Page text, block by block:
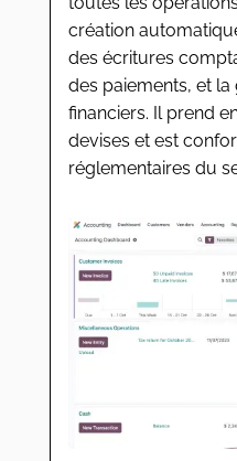
création
des écritures
des paiements, et
financiers. Il prend
devises et est
réglementaires du